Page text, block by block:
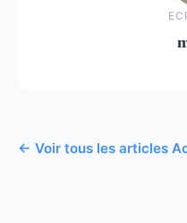
← Voir tous les articles